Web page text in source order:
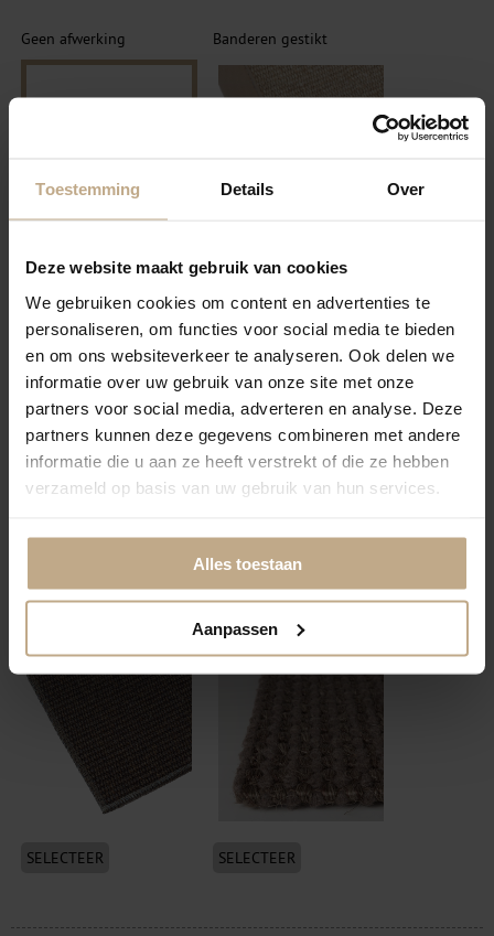
Toestemming Details Over
Deze website maakt gebruik van cookies
We gebruiken cookies om content en advertenties te
personaliseren, om functies voor social media te bieden
en om ons websiteverkeer te analyseren. Ook delen we
informatie over uw gebruik van onze site met onze
partners voor social media, adverteren en analyse. Deze
partners kunnen deze gegevens combineren met andere
informatie die u aan ze heeft verstrekt of die ze hebben
verzameld op basis van uw gebruik van hun services.
Alles toestaan
Aanpassen
Geen afwerking
SELECTEER
Banderen gestikt
SELECTEER
Banderen Blind gestikt
Festonneren garen
wol/nylon
SELECTEER
Festonneren visdraad
SELECTEER
onderzijde
SELECTEER